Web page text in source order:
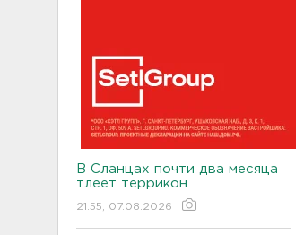
В Сланцах почти два месяца
тлеет террикон
21:55, 07.08.2026